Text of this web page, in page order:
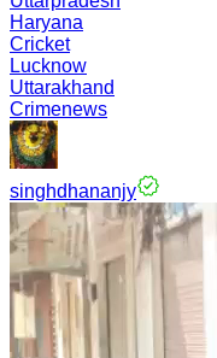
Haryana
Cricket
Lucknow
Uttarakhand
Crimenews
singhdhananjy